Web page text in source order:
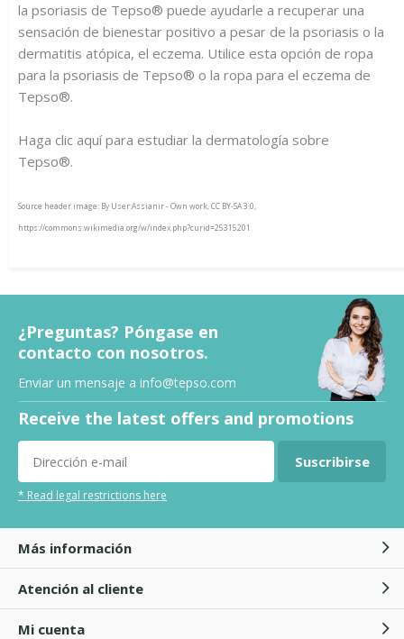
la psoriasis de Tepso® puede ayudarle a recuperar una
sensación de bienestar positivo a pesar de la psoriasis o la
dermatitis atópica, el eczema. Utilice esta opción de ropa
para la psoriasis de Tepso® o la ropa para el eczema de
Tepso®.
Haga clic aquí para estudiar la dermatología sobre
Tepso®.
Source header image: By User:Assianir - Own work, CC BY-SA 3.0,
https://commons.wikimedia.org/w/index.php?curid=25315201
¿Preguntas? Póngase en
contacto con nosotros.
Enviar un mensaje a info@tepso.com
Receive the latest offers and promotions
Suscribirse
* Read legal restrictions here
Más información
Atención al cliente
Mi cuenta